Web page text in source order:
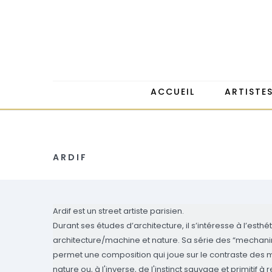
ACCUEIL
ARDIF
Ardif est un street artiste parisien.
Durant ses études d’architecture, il s’intéresse à
architecture/machine et nature. Sa série des
permet une composition qui joue sur le contraste des
nature ou, à l'inverse, de l'instinct sauvage et primitif à